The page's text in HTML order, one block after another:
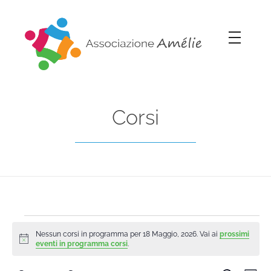
Corsi
Notice
Nessun corsi in programma per 18 Maggio, 2026. Vai ai prossimi
eventi in programma corsi.